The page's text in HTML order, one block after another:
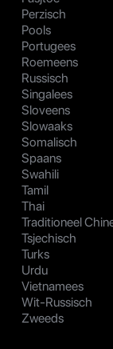
Perzisch
Pools
Portugees
Roemeens
Russisch
Singalees
Sloveens
Slowaaks
Somalisch
Spaans
Swahili
Tamil
Thai
Traditioneel
Tsjechisch
Turks
Urdu
Vietnamees
Wit-Russisch
Zweeds